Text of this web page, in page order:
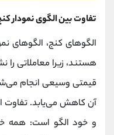
تفاوت بین الگوی نمودار
الگوهای کنج، الگوهای
هستند، زیرا معاملاتی
قیمتی وسیعی انجام
آن کاهش می‌یابد. تفاوت
و خود الگو است: همه